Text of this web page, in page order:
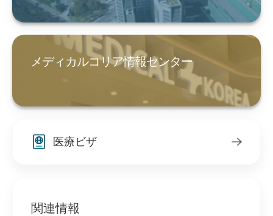
メディカルコリア情報センター
医療ビザ
関連情報